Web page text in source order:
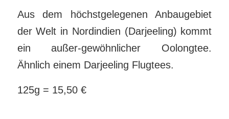
Aus dem höchstgelegenen Anbaugebiet
der Welt in Nordindien (Darjeeling) kommt
ein außer-gewöhnlicher Oolongtee.
Ähnlich einem Darjeeling Flugtees.
125g = 15,50 €